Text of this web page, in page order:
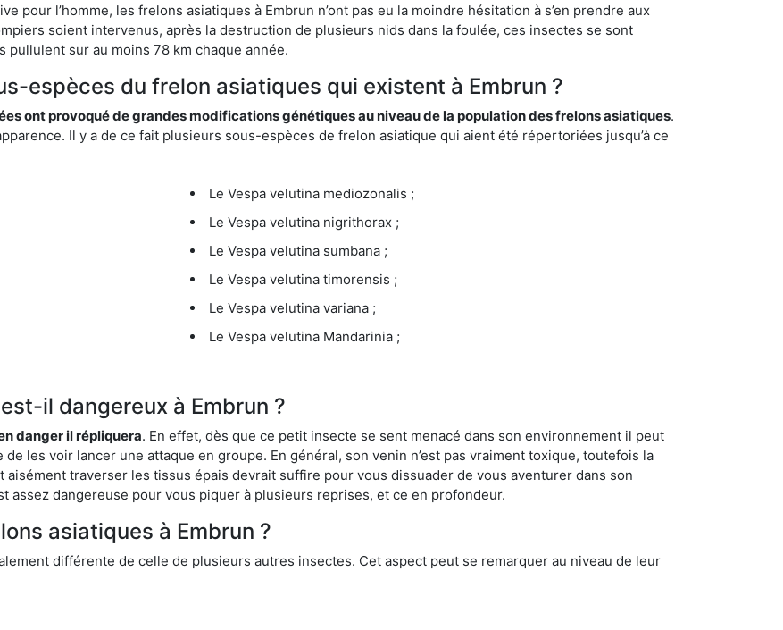
pour l’homme, les frelons asiatiques à Embrun n’ont pas eu la moindre hésitation à s’en prendre aux
soient intervenus, après la destruction de plusieurs nids dans la foulée, ces insectes se sont
pullulent sur au moins 78 km chaque année.
espèces du frelon asiatiques qui existent à Embrun ?
ont provoqué de grandes modifications génétiques au niveau de la population des frelons asiatiques.
Il y a de ce fait plusieurs sous-espèces de frelon asiatique qui aient été répertoriées jusqu’à ce
Le Vespa velutina mediozonalis ;
Le Vespa velutina nigrithorax ;
Le Vespa velutina sumbana ;
Le Vespa velutina timorensis ;
Le Vespa velutina variana ;
Le Vespa velutina Mandarinia ;
il dangereux à Embrun ?
danger il répliquera. En effet, dès que ce petit insecte se sent menacé dans son environnement il peut
de les voir lancer une attaque en groupe. En général, son venin n’est pas vraiment toxique, toutefois la
traverser les tissus épais devrait suffire pour vous dissuader de vous aventurer dans son
assez dangereuse pour vous piquer à plusieurs reprises, et ce en profondeur.
asiatiques à Embrun ?
différente de celle de plusieurs autres insectes. Cet aspect peut se remarquer au niveau de leur